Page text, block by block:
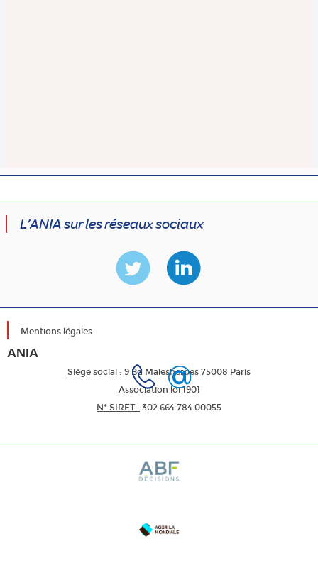
L’ANIA sur les réseaux sociaux
Mentions légales
ANIA
Siège social : 9 Bd Malesherbes 75008 Paris
Association loi 1901
N* SIRET : 302 664 784 00055